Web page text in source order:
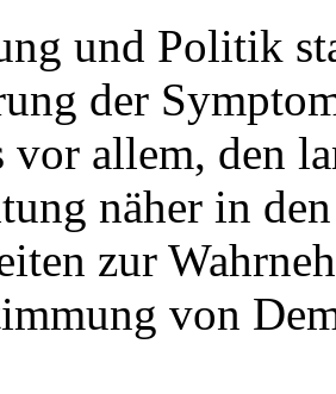
und Politik
der
vor allem, den
näher in
zur
von